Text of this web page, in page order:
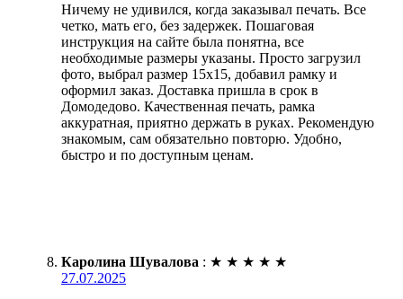
Ничему не удивился, когда заказывал печать. Все
четко, мать его, без задержек. Пошаговая
инструкция на сайте была понятна, все
необходимые размеры указаны. Просто загрузил
фото, выбрал размер 15х15, добавил рамку и
оформил заказ. Доставка пришла в срок в
Домодедово. Качественная печать, рамка
аккуратная, приятно держать в руках. Рекомендую
знакомым, сам обязательно повторю. Удобно,
быстро и по доступным ценам.
Каролина Шувалова : ★ ★ ★ ★ ★
27.07.2025